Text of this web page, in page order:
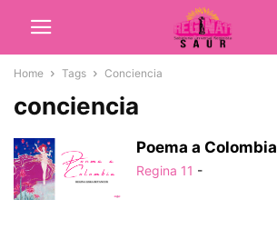
Home Tags Conciencia
conciencia
Poema a Colombia
Regina 11 -